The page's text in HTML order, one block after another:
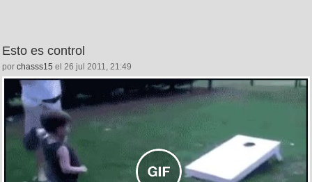
Esto es control
por chasss15 el 26 jul 2011, 21:49